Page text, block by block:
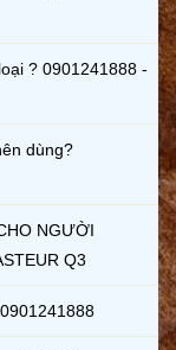
? 0901241888 -
dùng?
NGƯỜI
Q3